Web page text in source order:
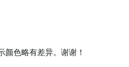
颜色略有差异。谢谢！